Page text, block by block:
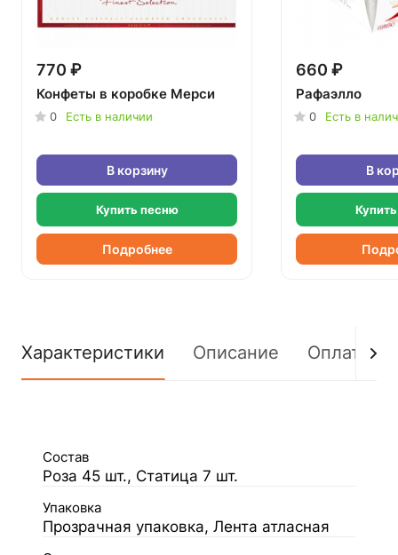
770 ₽
Конфеты в коробке Мерси
0 Есть в наличии
В корзину
Купить песню
Подробнее
660 ₽
Рафаэлло
0 Есть в
В
Характеристики Описание Оплата
Состав
Роза 45 шт., Статица 7 шт.
Упаковка
Прозрачная упаковка, Лента атласная